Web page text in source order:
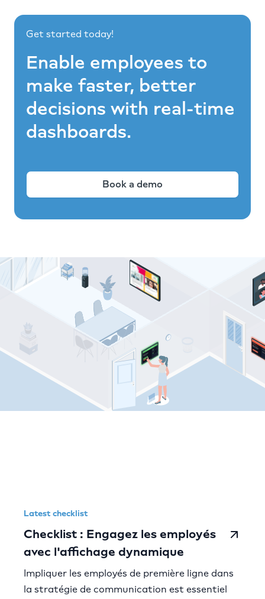
Get started today!
Enable employees to
make faster, better
decisions with real-time
dashboards.
Book a demo
Comeen resources
Latest checklist
Checklist : Engagez les employés
avec l'affichage dynamique
Impliquer les employés de première ligne dans
la stratégie de communication est essentiel